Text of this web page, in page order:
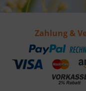
Zahlung &